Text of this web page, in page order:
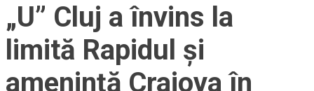
„U” Cluj a învins la
limită Rapidul și
amenință Craiova în